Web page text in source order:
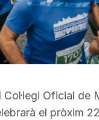
Oficial de
el pròxim